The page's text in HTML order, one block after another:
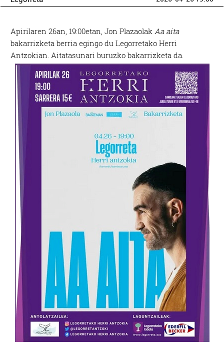
Apirilaren 26an, 19:00etan, Jon Plazaolak Aa aita
bakarrizketa berria egingo du Legorretako Herri
Antzokian. Aitatasunari buruzko bakarrizketa da.